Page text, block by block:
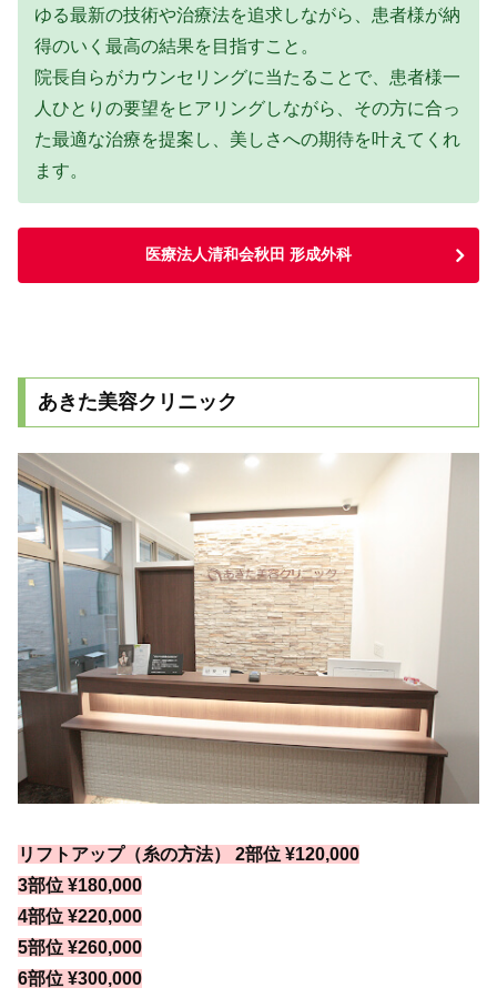
ゆる最新の技術や治療法を追求しながら、患者様が納
得のいく最高の結果を目指すこと。
院長自らがカウンセリングに当たることで、患者様一
人ひとりの要望をヒアリングしながら、その方に合っ
た最適な治療を提案し、美しさへの期待を叶えてくれ
ます。
医療法人清和会秋田 形成外科
あきた美容クリニック
リフトアップ（糸の方法） 2部位 ¥120,000
3部位 ¥180,000
4部位 ¥220,000
5部位 ¥260,000
6部位 ¥300,000